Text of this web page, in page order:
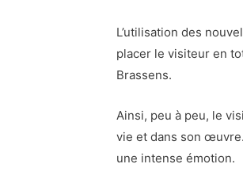
L’utilisation des
placer le visiteur en
Brassens.
Ainsi, peu à peu, le
vie et dans son
une intense émotion.